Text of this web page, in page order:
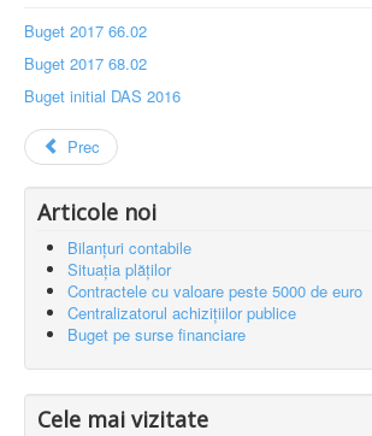
INFORMAŢII DE INTERES PUBLIC
CONTACT
INTEGRITATEA INSTITUTIONALA
Sunteți aici:
Compartimentul Asistenţă Medicală și
Uncategorised
Buget 2017 66.02
Buget 2017 68.02
Buget initial DAS 2016
Prec
Articole noi
Bilanțuri contabile
Situația plăților
Contractele cu valoare peste 5000 de euro
Centralizatorul achizițiilor publice
Buget pe surse financiare
Cele mai vizitate